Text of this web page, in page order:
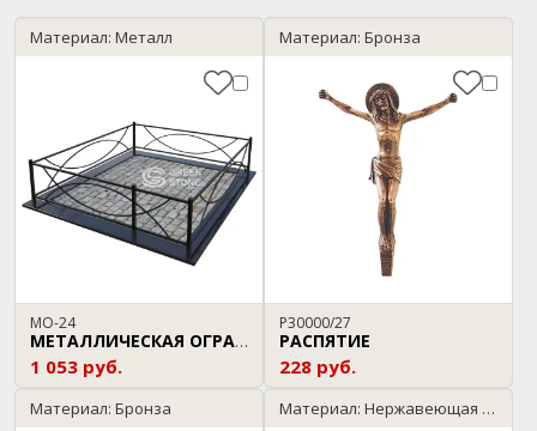
Материал: Металл
МО-24
МЕТАЛЛИЧЕСКАЯ ОГРАДА
1 053 руб.
Материал: Бронза
P30000/27
РАСПЯТИЕ
228 руб.
Материал: Бронза Материал: Нержавеющая сталь